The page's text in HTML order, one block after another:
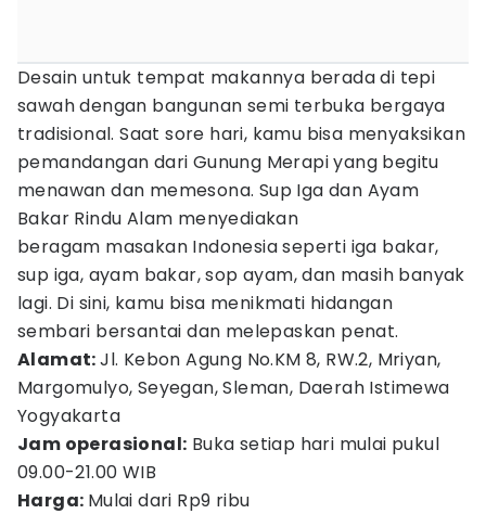
Desain untuk tempat makannya berada di tepi
sawah dengan bangunan semi terbuka bergaya
tradisional. Saat sore hari, kamu bisa menyaksikan
pemandangan dari Gunung Merapi yang begitu
menawan dan memesona. Sup Iga dan Ayam
Bakar Rindu Alam menyediakan
beragam masakan Indonesia seperti iga bakar,
sup iga, ayam bakar, sop ayam, dan masih banyak
lagi. Di sini, kamu bisa menikmati hidangan
sembari bersantai dan melepaskan penat.
Alamat:Jl. Kebon Agung No.KM 8, RW.2, Mriyan,
Margomulyo, Seyegan, Sleman, Daerah Istimewa
Yogyakarta
Jam operasional: Buka setiap hari mulai pukul
09.00-21.00 WIB
Harga: Mulai dari Rp9 ribu